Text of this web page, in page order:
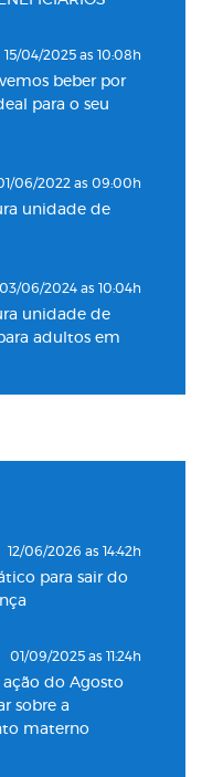
15/04/2025 as 10:08h
beber por
para o seu
06/2022 as 09:00h
unidade de
03/06/2024 as 10:04h
unidade de
adultos em
unidade no
nova
em conjunto
12/06/2026 as 14:42h
para sair do
01/09/2025 as 11:24h
ação do Agosto
sobre a
materno